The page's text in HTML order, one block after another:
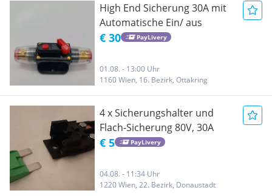
High End Sicherung 30A mit
Automatische Ein/ aus
€ 30 PayLivery
01.08. - 13:00 Uhr
1160 Wien, 16. Bezirk, Ottakring
4 x Sicherungshalter und
Flach-Sicherung 80V, 30A
€ 5 PayLivery
04.08. - 11:34 Uhr
1220 Wien, 22. Bezirk, Donaustadt